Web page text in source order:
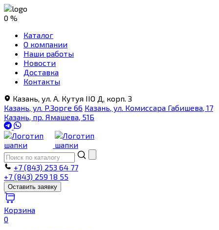
0 %
Каталог
О компании
Наши работы
Новости
Доставка
Контакты
Казань, ул. А. Кутуя IIO Д, корп. З
Казань, ул. Р.Зорге 66 Казань, ул. Комиссара Габишева, 17
Казань, пр. Ямашева, 51Б
+7 (843) 253 64 77
+7 (843) 259 18 55
Оставить заявку
Корзина
0